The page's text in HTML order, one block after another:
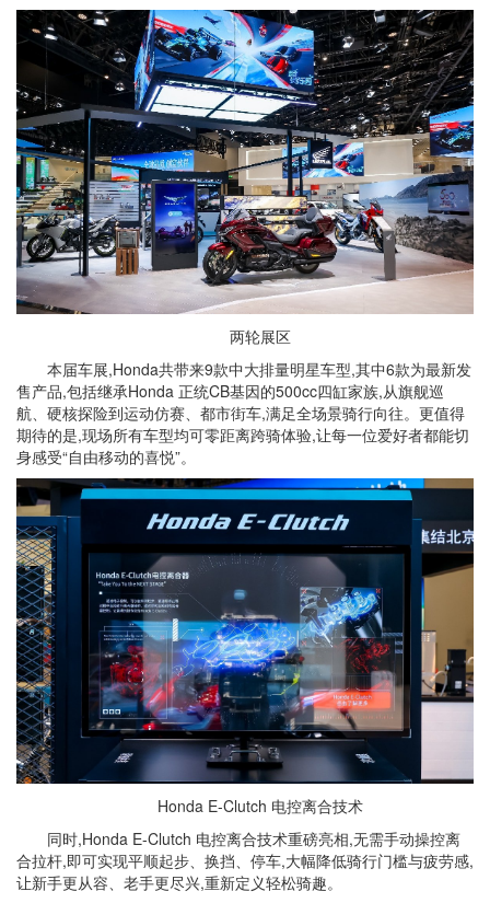
两轮展区
本届车展,Honda共带来9款中大排量明星车型,其中6款为最新发
售产品,包括继承Honda 正统CB基因的500cc四缸家族,从旗舰巡
航、硬核探险到运动仿赛、都市街车,满足全场景骑行向往。更值得
期待的是,现场所有车型均可零距离跨骑体验,让每一位爱好者都能切
身感受“自由移动的喜悦”。
Honda E-Clutch 电控离合技术
同时,Honda E-Clutch 电控离合技术重磅亮相,无需手动操控离
合拉杆,即可实现平顺起步、换挡、停车,大幅降低骑行门槛与疲劳感,
让新手更从容、老手更尽兴,重新定义轻松骑趣。